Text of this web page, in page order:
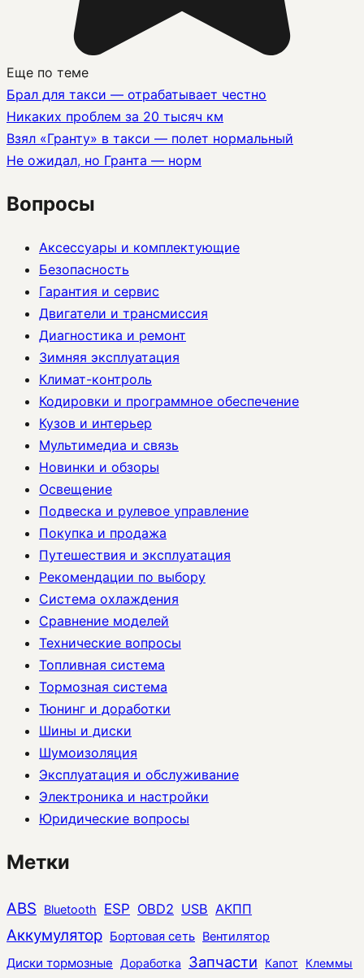
Еще по теме
Брал для такси — отрабатывает честно
Никаких проблем за 20 тысяч км
Взял «Гранту» в такси — полет нормальный
Не ожидал, но Гранта — норм
Вопросы
Аксессуары и комплектующие
Безопасность
Гарантия и сервис
Двигатели и трансмиссия
Диагностика и ремонт
Зимняя эксплуатация
Климат-контроль
Кодировки и программное обеспечение
Кузов и интерьер
Мультимедиа и связь
Новинки и обзоры
Освещение
Подвеска и рулевое управление
Покупка и продажа
Путешествия и эксплуатация
Рекомендации по выбору
Система охлаждения
Сравнение моделей
Технические вопросы
Топливная система
Тормозная система
Тюнинг и доработки
Шины и диски
Шумоизоляция
Эксплуатация и обслуживание
Электроника и настройки
Юридические вопросы
Метки
ABS Bluetooth ESP OBD2 USB АКПП
Аккумулятор Бортовая сеть Вентилятор
Диски тормозные Доработка Запчасти Капот Клеммы